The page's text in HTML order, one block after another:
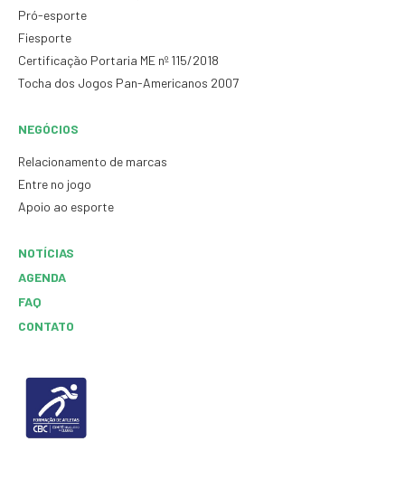
Pró-esporte
Fiesporte
Certificação Portaria ME nº 115/2018
Tocha dos Jogos Pan-Americanos 2007
NEGÓCIOS
Relacionamento de marcas
Entre no jogo
Apoio ao esporte
NOTÍCIAS
AGENDA
FAQ
CONTATO